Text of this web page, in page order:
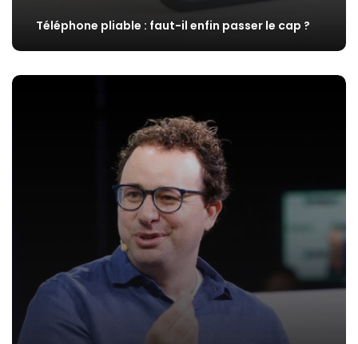
Téléphone pliable : faut-il enfin passer le cap ?